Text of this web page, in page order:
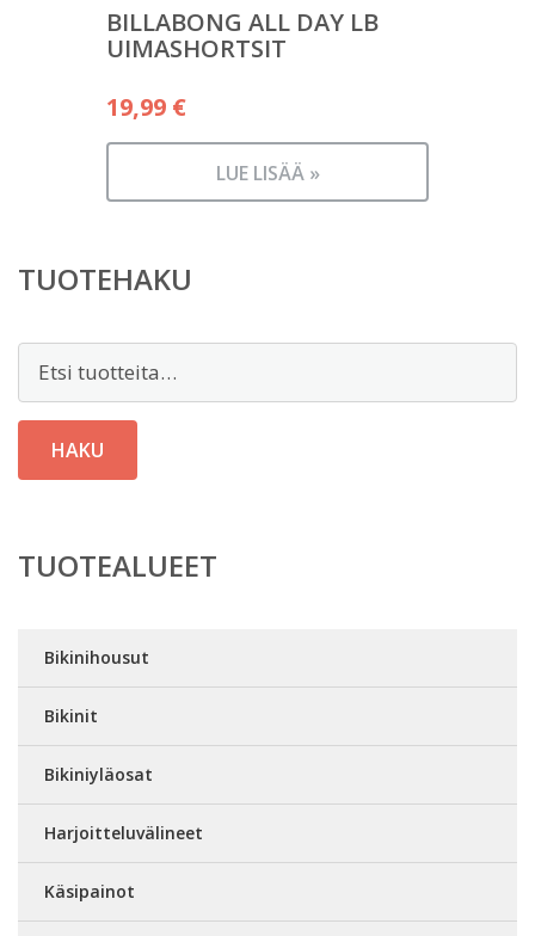
BILLABONG ALL DAY LB
UIMASHORTSIT
19,99 €
LUE LISÄÄ »
TUOTEHAKU
Etsi:
HAKU
TUOTEALUEET
Bikinihousut
Bikinit
Bikiniyläosat
Harjoitteluvälineet
Käsipainot